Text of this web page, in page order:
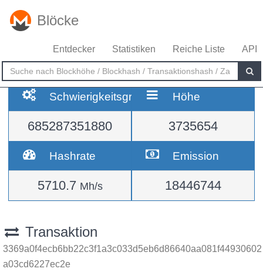
Blöcke
Entdecker Statistiken Reiche Liste API
Schwierigkeitsgrad
685287351880
Höhe
3735654
Hashrate
5710.7 Mh/s
Emission
18446744
Transaktion
3369a0f4ecb6bb22c3f1a3c033d5eb6d86640aa081f44930602
a03cd6227ec2e